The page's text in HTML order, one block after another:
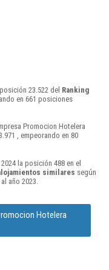
23.522 del Ranking
en 661 posiciones
Promocion Hotelera
, empeorando en 80
la posición 488 en el
similares según
año 2023.
Hotelera